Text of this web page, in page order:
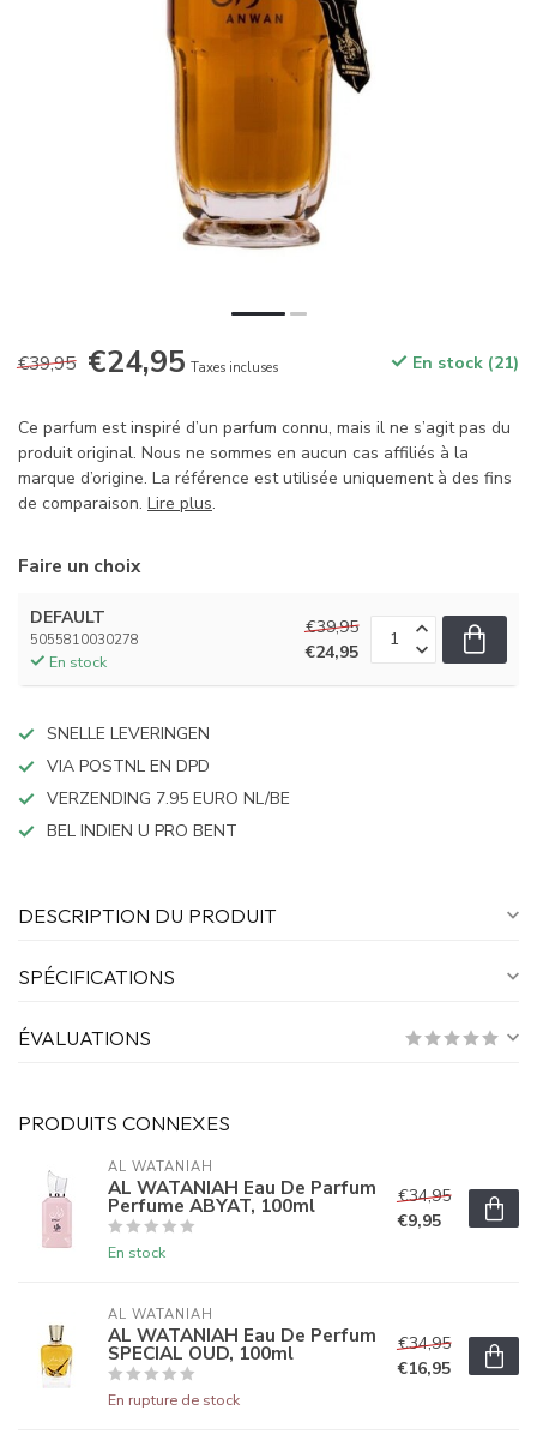
€39,95 €24,95 Taxes incluses En stock (21)
Ce parfum est inspiré d’un parfum connu, mais il ne s’agit pas du
produit original. Nous ne sommes en aucun cas affiliés à la
marque d’origine. La référence est utilisée uniquement à des fins
de comparaison. Lire plus.
Faire un choix
DEFAULT
5055810030278
En stock
€39,95
€24,95
SNELLE LEVERINGEN
VIA POSTNL EN DPD
VERZENDING 7.95 EURO NL/BE
BEL INDIEN U PRO BENT
DESCRIPTION DU PRODUIT
SPÉCIFICATIONS
ÉVALUATIONS
PRODUITS CONNEXES
AL WATANIAH
AL WATANIAH Eau De Parfum
Perfume ABYAT, 100ml
En stock
€34,95
€9,95
AL WATANIAH
AL WATANIAH Eau De Perfum
SPECIAL OUD, 100ml
En rupture de stock
€34,95
€16,95